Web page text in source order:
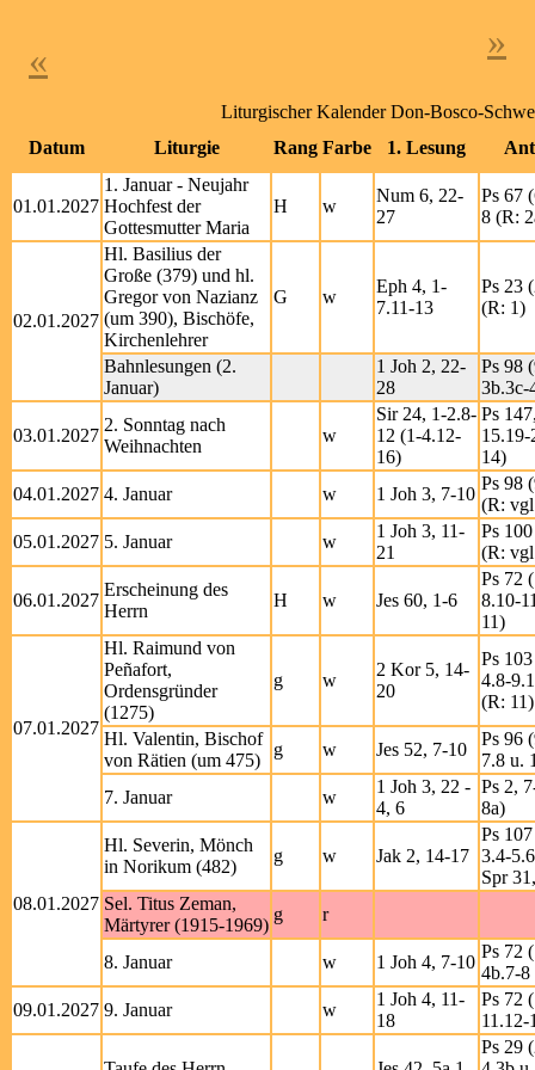
« »
Liturgischer Kalender Don-Bosco-
Datum
Liturgie Rang Farbe 1. Lesung
01.01.2027
1. Januar - Neujahr
Hochfest der
Gottesmutter Maria
H w
Num 6, 22-
27
Ps 67
8 (R:
02.01.2027
Hl. Basilius der
Große (379) und hl.
Gregor von Nazianz
(um 390), Bischöfe,
Kirchenlehrer
G w
Eph 4, 1-
7.11-13
Ps 23
(R: 1)
Bahnlesungen (2.
Januar)
1 Joh 2, 22-
28
Ps 98
3b.3c-
03.01.2027
2. Sonntag nach
Weihnachten
w
Sir 24, 1-2.8-
12 (1-4.12-
16)
Ps
15.19-
14)
04.01.2027 4. Januar w 1 Joh 3, 7-10
Ps 98
(R:
05.01.2027 5. Januar w
1 Joh 3, 11-
21
Ps
(R:
06.01.2027
Erscheinung des
Herrn
H w Jes 60, 1-6
Ps 72
8.10-
11)
07.01.2027
Hl. Raimund von
Peñafort,
Ordensgründer
(1275)
g w
2 Kor 5, 14-
20
Ps
4.8-
(R: 11)
Hl. Valentin, Bischof
von Rätien (um 475)
g w Jes 52, 7-10
Ps 96
7.8 u.
7. Januar
w
1 Joh 3, 22 -
4, 6
Ps 2,
8a)
08.01.2027
Hl. Severin, Mönch
in Norikum (482)
g w Jak 2, 14-17
Ps
3.4-
Spr
Sel. Titus Zeman,
Märtyrer (1915-1969)
g r
8. Januar w 1 Joh 4, 7-10
Ps 72
4b.7-8
09.01.2027 9. Januar w
1 Joh 4, 11-
18
Ps 72
11.12-
Ps 29